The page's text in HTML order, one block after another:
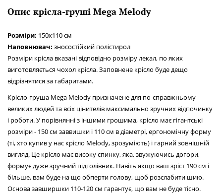
Опис крісла-груші Mega Melody
Розміри: 150x110 см
Наповнювач: зносостійкий полістирол
Розміри крісла вказані відповідно розміру лекал, по яких
виготовляється чохол крісла. Заповнене крісло буде дещо
відрізнятися за габаритами.
Крісло-груша Mega Melody призначене для по-справжньому
великих людей та всіх цінителів максимально зручних відпочинку
і роботи. У порівнянні з іншими грошима, крісло має гігантські
розміри - 150 см заввишки і 110 см в діаметрі, ергономічну форму
(ті, хто купив у нас крісло Melody, зрозуміють) і гарний зовнішній
вигляд. Це крісло має високу спинку, яка, звужуючись догори,
формує дуже зручний підголівник. Навіть якщо ваш зріст 190 см і
більше, вам буде на що обперти голову, щоб розслабити шию.
Основа завширшки 110-120 см гарантує, що вам не буде тісно.